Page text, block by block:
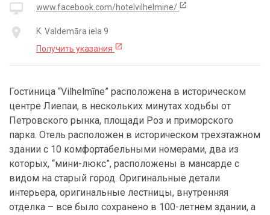
desktop_mac www.facebook.com/hotelvilhelmine/ open_in_new
place
K. Valdemāra iela 9
Получить указания open_in_new
Гостиница “Vilhelmīne” расположена в историческом
центре Лиепаи, в нескольких минутах ходьбы от
Петровского рынка, площади Роз и приморского
парка. Отель расположен в историческом трехэтажном
здании с 10 комфортабельными номерами, два из
которых, “мини-люкс”, расположены в мансарде с
видом на старый город. Оригинальные детали
интерьера, оригинальные лестницы, внутренняя
отделка – все было сохранено в 100-летнем здании, а